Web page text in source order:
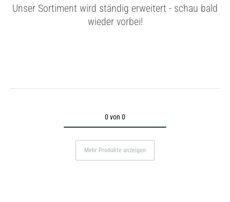
Unser Sortiment wird ständig erweitert - schau bald
wieder vorbei!
0 von 0
Mehr Produkte anzeigen